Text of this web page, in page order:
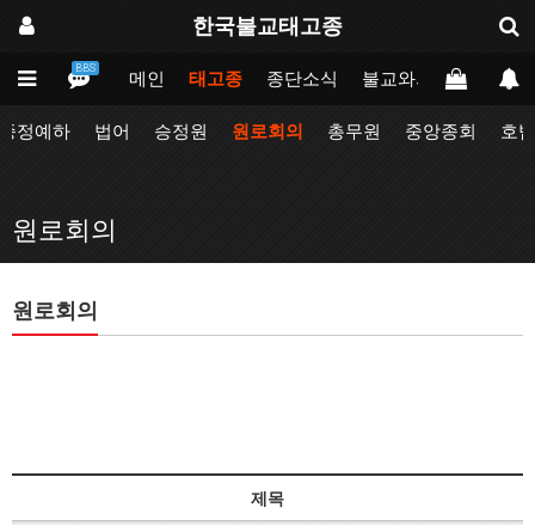
한국불교태고종
BBS
메인 태고종 종단소식 불교와의만남 업
종정예하 법어 승정원 원로회의 총무원 중앙종회 호
원로회의
원로회의
제목